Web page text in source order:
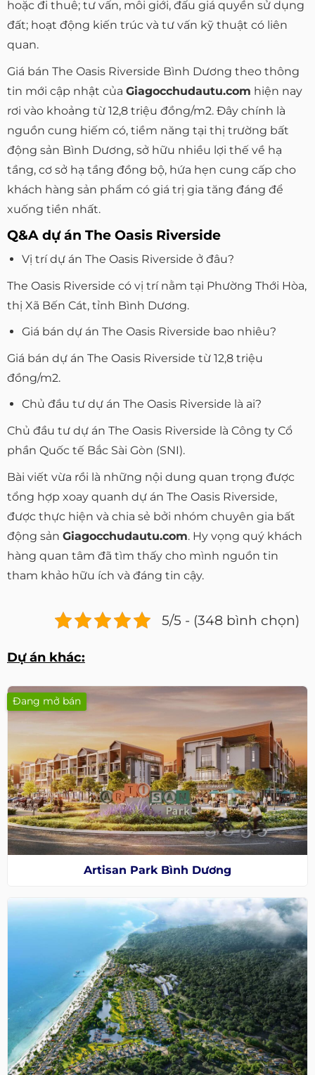
hoặc đi thuê; tư vấn, môi giới, đấu giá quyền sử dụng
đất; hoạt động kiến trúc và tư vấn kỹ thuật có liên
quan.
Giá bán The Oasis Riverside Bình Dương theo thông
tin mới cập nhật của Giagocchudautu.com hiện nay
rơi vào khoảng từ 12,8 triệu đồng/m2. Đây chính là
nguồn cung hiếm có, tiềm năng tại thị trường bất
động sản Bình Dương, sở hữu nhiều lợi thế về hạ
tầng, cơ sở hạ tầng đồng bộ, hứa hẹn cung cấp cho
khách hàng sản phẩm có giá trị gia tăng đáng để
xuống tiền nhất.
Q&A dự án The Oasis Riverside
Vị trí dự án The Oasis Riverside ở đâu?
The Oasis Riverside có vị trí nằm tại Phường Thới Hòa,
thị Xã Bến Cát, tỉnh Bình Dương.
Giá bán dự án The Oasis Riverside bao nhiêu?
Giá bán dự án The Oasis Riverside từ 12,8 triệu
đồng/m2.
Chủ đầu tư dự án The Oasis Riverside là ai?
Chủ đầu tư dự án The Oasis Riverside là Công ty Cổ
phần Quốc tế Bắc Sài Gòn (SNI).
Bài viết vừa rồi là những nội dung quan trọng được
tổng hợp xoay quanh dự án The Oasis Riverside,
được thực hiện và chia sẻ bởi nhóm chuyên gia bất
động sản Giagocchudautu.com. Hy vọng quý khách
hàng quan tâm đã tìm thấy cho mình nguồn tin
tham khảo hữu ích và đáng tin cậy.
5/5 - (348 bình chọn)
Dự án khác:
Đang mở bán
Artisan Park Bình Dương